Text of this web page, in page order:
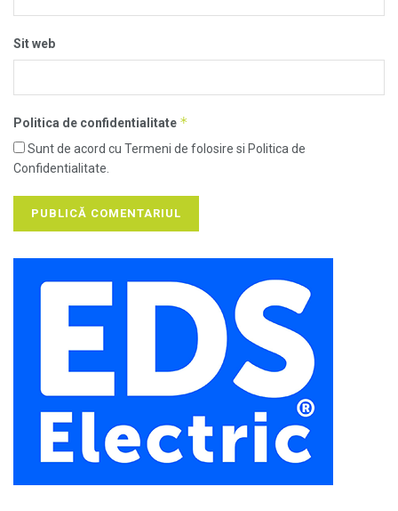
Sit web
Politica de confidentialitate *
Sunt de acord cu Termeni de folosire si Politica de
Confidentialitate.